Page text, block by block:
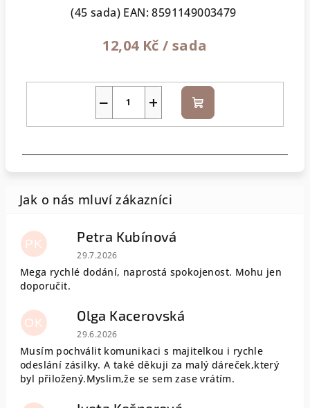
(45 sada) EAN: 8591149003479
12,04 Kč/ sada
+
− Do
košíku
PK Petra Kubínová
Hodnocení obchodu je 5 z 5 hvězdiček.
29.7.2026
Mega rychlé dodání, naprostá spokojenost. Mohu jen
doporučit.
OK Olga Kacerovská
Hodnocení obchodu je 5 z 5 hvězdiček.
29.6.2026
Musím pochválit komunikaci s majitelkou i rychle
odeslání zásilky. A také děkuji za malý dáreček,který
byl přiložený.Myslim,že se sem zase vrátím.